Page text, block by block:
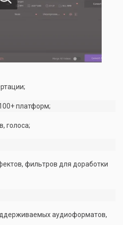
платформ;
голоса;
фильтров для доработки
аудиоформатов,